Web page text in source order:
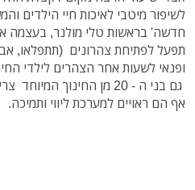
לשיפור מיטבי לאיכות חיי הילדים
חדשה' בראשות טלי מולנר, בעצמה
תפעל לפתיחת צהרונים (תתפלאו,
ופנאי לשעות אחר הצהרים לילדי
גם בני ה - 20 מן החינוך
אף הם ראויים למערכת ליווי ותמיכה.